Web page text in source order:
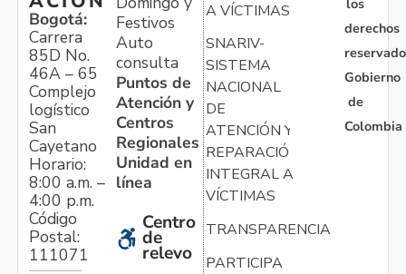
Bogotá:
Carrera
85D No.
46A – 65
Complejo
logístico
San
Cayetano
Horario:
8:00 a.m. –
4:00 p.m.
Código
Postal:
111071
Festivos
Auto
consulta
Puntos de
Atención y
Centros
Regionales
Unidad en
línea
Centro
de
relevo
A VÍCTIMAS
SNARIV-
SISTEMA
NACIONAL
DE
ATENCIÓN Y
REPARACIÓN
INTEGRAL A
VÍCTIMAS
TRANSPARENCIA
PARTICIPA
derechos
Gobierno
de
Colombia